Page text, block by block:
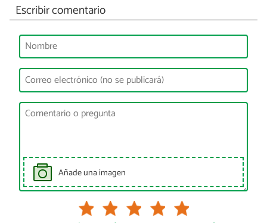
Escribir comentario
Añade una imagen